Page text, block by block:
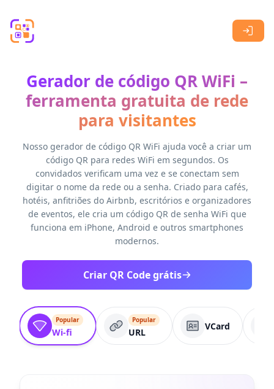
Gerador de código QR WiFi –
ferramenta gratuita de rede
para visitantes
Nosso gerador de código QR WiFi ajuda você a criar um
código QR para redes WiFi em segundos. Os
convidados verificam uma vez e se conectam sem
digitar o nome da rede ou a senha. Criado para cafés,
hotéis, anfitriões do Airbnb, escritórios e organizadores
de eventos, ele cria um código QR de senha WiFi que
funciona em iPhone, Android e outros smartphones
modernos.
Criar QR Code grátis
Popular
Wi-fi
Popular
URL
VCard